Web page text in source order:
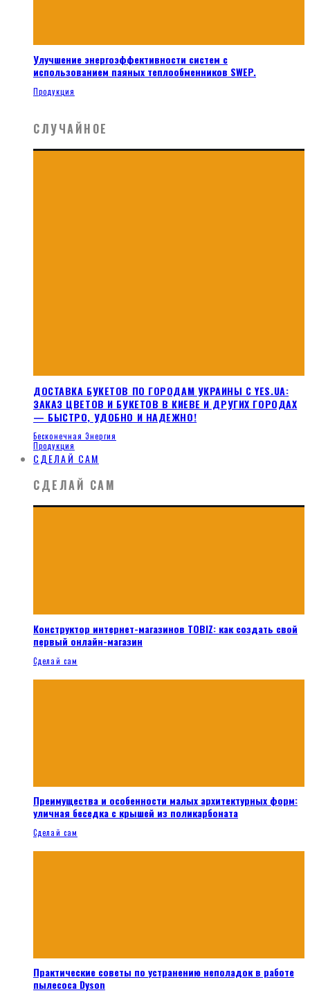
Улучшение энергоэффективности систем с
использованием паяных теплообменников SWEP.
Продукция
СЛУЧАЙНОЕ
ДОСТАВКА БУКЕТОВ ПО ГОРОДАМ УКРАИНЫ С YES.UA:
ЗАКАЗ ЦВЕТОВ И БУКЕТОВ В КИЕВЕ И ДРУГИХ ГОРОДАХ
— БЫСТРО, УДОБНО И НАДЕЖНО!
Бесконечная Энергия
Продукция
СДЕЛАЙ САМ
СДЕЛАЙ САМ
Конструктор интернет-магазинов TOBIZ: как создать свой
первый онлайн-магазин
Сделай сам
Преимущества и особенности малых архитектурных форм:
уличная беседка с крышей из поликарбоната
Сделай сам
Практические советы по устранению неполадок в работе
пылесоса Dyson